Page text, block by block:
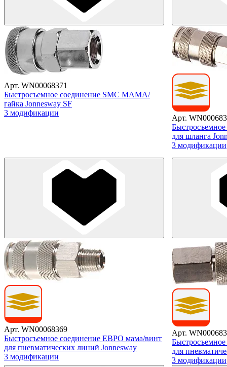
Арт. WN00068371
Быстросъемное соединение SMC МАМА/
гайка Jonnesway SF
3 модификации
Арт.
для шланга
3 модификации
Арт. WN00068369
Быстросъемное соединение ЕВРО мама/винт
для пневматических линий Jonnesway
3 модификации
Арт.
для
3 модификации